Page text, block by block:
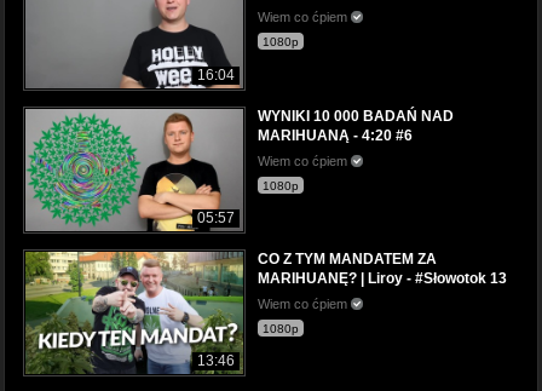
16:04
Wiem co ćpiem
1080p
05:57
WYNIKI 10 000 BADAŃ NAD
MARIHUANĄ - 4:20 #6
Wiem co ćpiem
1080p
13:46
CO Z TYM MANDATEM ZA
MARIHUANĘ? | Liroy - #Słowotok 13
Wiem co ćpiem
1080p